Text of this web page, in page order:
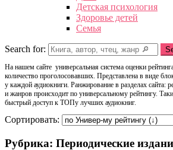
Детская психология
Здоровье детей
Семья
Search for:
На нашем сайте универсальная система оценки
количество проголосовавших. Представлена в виде
у каждой аудиокниги. Ранжирование в разделах сайта:
и жанров происходит по универсальному рейтингу.
быстрый доступ к ТОПу лучших аудиокниг.
Сортировать:
Рубрика: Периодические